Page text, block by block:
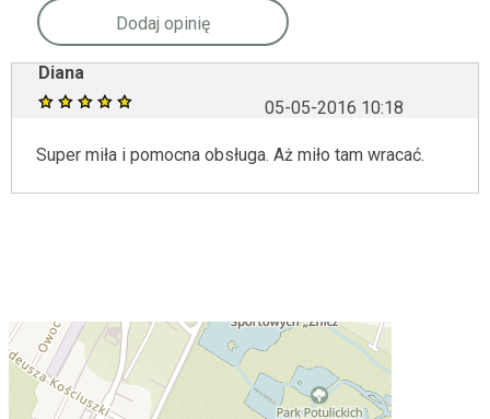
Dodaj opinię
Diana
05-05-2016 10:18
Super miła i pomocna obsługa. Aż miło tam wracać.